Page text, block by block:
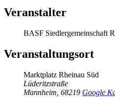
Veranstalter
BASF Siedlergemeinschaft
Veranstaltungsort
Marktplatz Rheinau Süd
Lüderitzstraße
Mannheim 68219 Google